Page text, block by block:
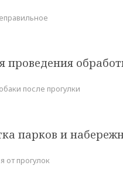
проведения
после прогулки
парков и
от прогулок